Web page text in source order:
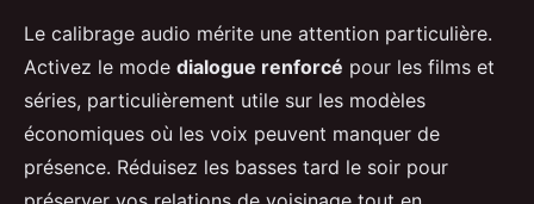
Le calibrage audio mérite une attention particulière.
Activez le mode dialogue renforcé pour les films et
séries, particulièrement utile sur les modèles
économiques où les voix peuvent manquer de
présence. Réduisez les basses tard le soir pour